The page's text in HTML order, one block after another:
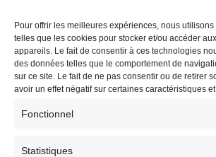
Pour offrir les meilleures expériences, nous
telles que les cookies pour stocker et/ou accéder
appareils. Le fait de consentir à ces technologies
des données telles que le comportement de
sur ce site. Le fait de ne pas consentir ou de retirer
avoir un effet négatif sur certaines caractéristiques
Fonctionnel
Statistiques
SERVICES